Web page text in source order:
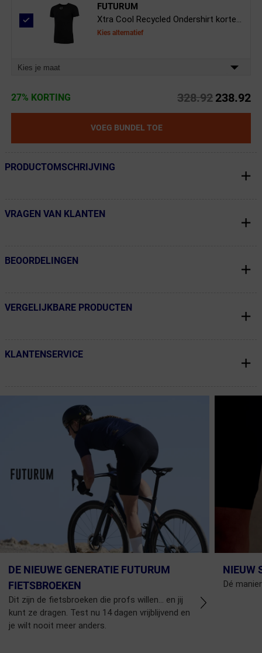
FUTURUM
Xtra Cool Recycled Ondershirt korte...
Kies alternatief
Kies je maat
27% KORTING 328.92 238.92
VOEG BUNDEL TOE
← Terug naar productnavigatie
PRODUCTOMSCHRIJVING
← Terug naar productnavigatie
VRAGEN VAN KLANTEN
← Terug naar productnavigatie
BEOORDELINGEN
← Terug naar productnavigatie
VERGELIJKBARE PRODUCTEN
← Terug naar productnavigatie
KLANTENSERVICE
DE NIEUWE GENERATIE FUTURUM
FIETSBROEKEN
Dit zijn de fietsbroeken die profs willen... en jij
kunt ze dragen. Test nu 14 dagen vrijblijvend en
je wilt nooit meer anders.
NIEUW
Dé